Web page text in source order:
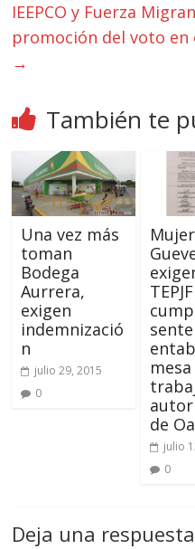
IEEPCO y Fuerza
promoción del voto
→
También te
Una vez más
toman
Bodega
Aurrera,
exigen
indemnizació
n
julio 29, 2015
0
de
julio
0
Deja una respuesta